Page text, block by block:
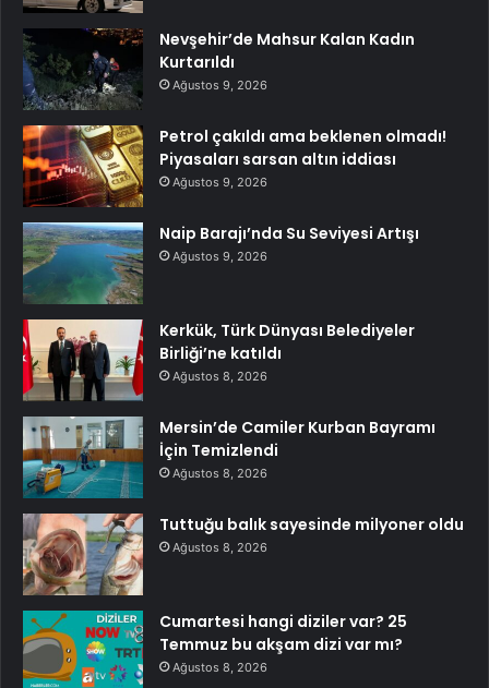
Nevşehir’de Mahsur Kalan Kadın
Kurtarıldı
Ağustos 9, 2026
Petrol çakıldı ama beklenen olmadı!
Piyasaları sarsan altın iddiası
Ağustos 9, 2026
Naip Barajı’nda Su Seviyesi Artışı
Ağustos 9, 2026
Kerkük, Türk Dünyası Belediyeler
Birliği’ne katıldı
Ağustos 8, 2026
Mersin’de Camiler Kurban Bayramı
İçin Temizlendi
Ağustos 8, 2026
Tuttuğu balık sayesinde milyoner oldu
Ağustos 8, 2026
Cumartesi hangi diziler var? 25
Temmuz bu akşam dizi var mı?
Ağustos 8, 2026